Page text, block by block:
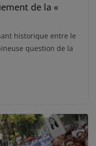
de la «
historique entre le
question de la